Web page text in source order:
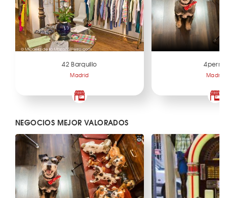
42 Barquillo
Madrid
4perras
Madrid
NEGOCIOS MEJOR VALORADOS